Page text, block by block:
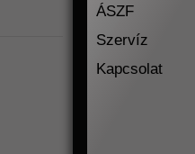
ÁSZF
Szervíz
Kapcsolat